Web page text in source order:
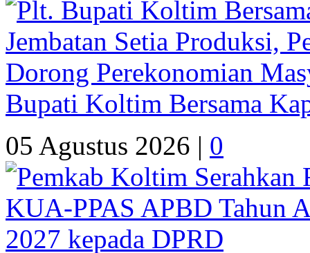
Bupati Koltim Bersama
05 Agustus 2026 | 0